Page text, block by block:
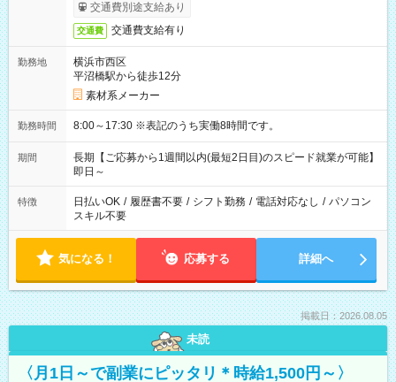
交通費別途支給あり
交通費 交通費支給有り
勤務地
横浜市西区
平沼橋駅から徒歩12分
素材系メーカー
勤務時間 8:00～17:30 ※表記のうち実働8時間です。
期間
長期【ご応募から1週間以内(最短2日目)のスピード就業が可能】
即日～
特徴 日払いOK / 履歴書不要 / シフト勤務 / 電話対応なし / パソコン
スキル不要
気になる！ 応募する 詳細へ
掲載日：2026.08.05
未読
〈月1日～で副業にピッタリ＊時給1,500円～〉